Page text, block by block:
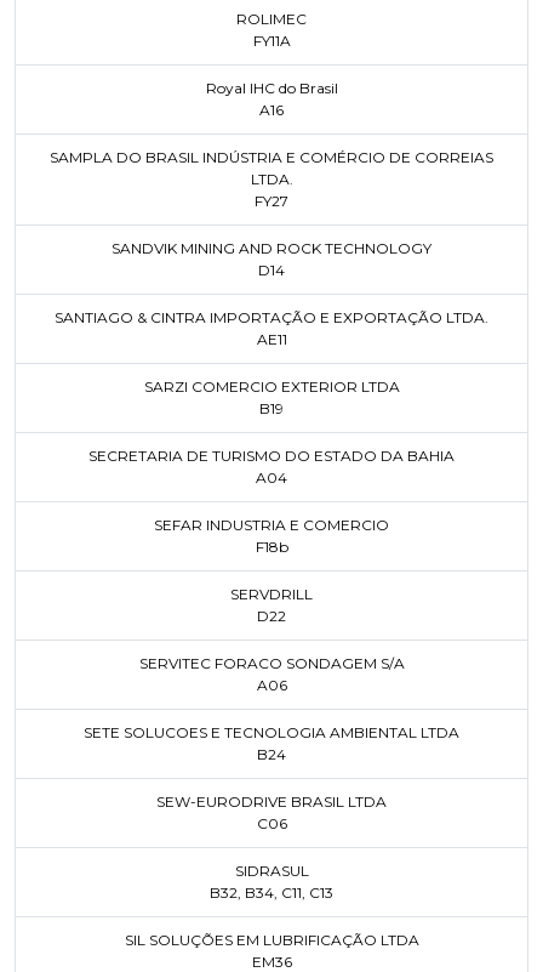
ROLIMEC
FY11A
Royal IHC do Brasil
A16
SAMPLA DO BRASIL INDÚSTRIA E COMÉRCIO DE CORREIAS
LTDA.
FY27
SANDVIK MINING AND ROCK TECHNOLOGY
D14
SANTIAGO & CINTRA IMPORTAÇÃO E EXPORTAÇÃO LTDA.
AE11
SARZI COMERCIO EXTERIOR LTDA
B19
SECRETARIA DE TURISMO DO ESTADO DA BAHIA
A04
SEFAR INDUSTRIA E COMERCIO
F18b
SERVDRILL
D22
SERVITEC FORACO SONDAGEM S/A
A06
SETE SOLUCOES E TECNOLOGIA AMBIENTAL LTDA
B24
SEW-EURODRIVE BRASIL LTDA
C06
SIDRASUL
B32, B34, C11, C13
SIL SOLUÇÕES EM LUBRIFICAÇÃO LTDA
EM36